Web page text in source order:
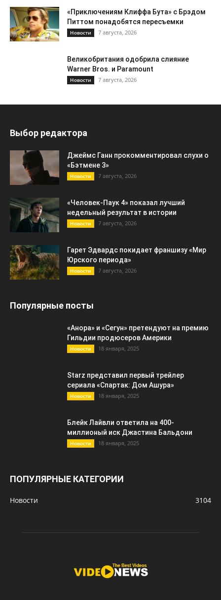
«Приключениям Клиффа Бута» с Брэдом
Питтом понадобятся пересъемки
Новости 7 августа, 2026
Великобритания одобрила слияние
Warner Bros. и Paramount
Новости 7 августа, 2026
Выбор редактора
Джеймс Ганн прокомментировал слухи о
«Бэтмене 3»
Новости 7 августа, 2026
«Человек-Паук 4» показал лучший
недельный результат в истории
Новости 7 августа, 2026
Гарет Эдвардс покидает франшизу «Мир
Юрского периода»
Новости 7 августа, 2026
Популярные посты
«Анора» и «Сегун» претендуют на премию
Гильдии продюсеров Америки
Новости 18 января, 2025
Starz представил первый трейлер
сериала «Спартак: Дом Ашура»
Новости 18 января, 2025
Блейк Лайвли ответила на 400-
миллионый иск Джастина Бальдони
Новости 18 января, 2025
ПОПУЛЯРНЫЕ КАТЕГОРИИ
Новости 3104